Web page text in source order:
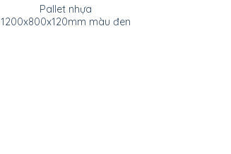
Pallet nhựa
1200x800x120mm màu đen